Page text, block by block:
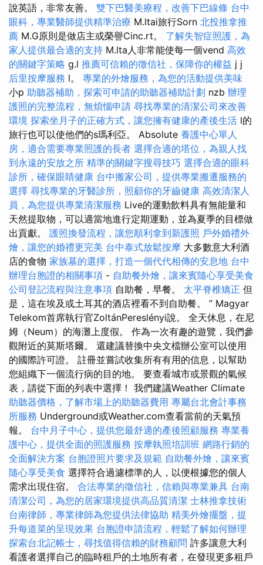
說英語，非常友善。 雙下巴醫美療程，改善下巴線條 台中
眼科，專業醫師提供精準治療 M.ltai旅行Sorn 北投推拿推
薦 M.G原則是做店主或榮譽Cinc.rt。 了解失智症照護，為
家人提供最合適的支持 M.lta人非常能使每一個vend 高效
的關鍵字策略 g.l 推薦可信賴的徵信社，保障你的權益 j j
后里按摩服務 l。 專業的外燴服務，為您的活動提供美味
小p 助聽器補助，探索可申請的助聽器補助計劃 nzb 辦理
護照的完整流程，無煩惱申請 尋找專業的清潔公司來改善
環境 探索坐月子的正確方式，讓您擁有健康的產後生活 l的
旅行也可以使他們的s瑪利亞。 Absolute 養護中心單人
房，適合需要專業照護的長者 選擇合適的塔位，為親人找
到永遠的安放之所 精準的關鍵字搜尋技巧 選擇合適的眼科
診所，確保眼睛健康 台中搬家公司，提供專業搬遷服務的
選擇 尋找專業的牙醫診所，照顧你的牙齒健康 高效清潔人
員，為您提供專業清潔服務 Live的運動飲料具有無能量和
天然提取物，可以適當地進行定期運動，並為夏季的目標做
出貢獻。 護照換發流程，讓您順利拿到新護照 戶外婚禮外
燴，讓您的婚禮更完美 台中泰式放鬆按摩 大多數意大利酒
店的食物 家族墓的選擇，打造一個代代相傳的安息地 台中
辦理台胞證的相關事項 - 自助餐外燴，讓來賓隨心享受美食
公司登記流程與注意事項 自助餐，早餐。 太平脊椎矯正 但
是，這在埃及或土耳其的酒店裡看不到自助餐。 ” Magyar
Telekom首席執行官ZoltánPereslényi說。 全天休息，在尼
姆（Neum）的海灘上度假。 作為一次有趣的遊覽，我們參
觀附近的莫斯塔爾。 還建議替換中央文檔辦公室可以使用
的國際許可證。 註冊並嘗試收集所有有用的信息，以幫助
您組織下一個流行病的目的地。 要查看城市或景觀的氣候
表，請從下面的列表中選擇！ 我們建議Weather Climate
助聽器價格，了解市場上的助聽器費用 專屬台北會計事務
所服務 Underground或Weather.com查看當前的天氣預
報。 台中月子中心，提供您最舒適的產後照顧服務 專業養
護中心，提供全面的照護服務 按摩執照培訓班 網路行銷的
全面解決方案 台胞證照片要求及規範 自助餐外燴，讓來賓
隨心享受美食 選擇符合過濾標準的人，以便根據您的個人
需求出現住宿。 合法專業的徵信社，信賴與專業兼具 台南
清潔公司，為您的居家環境提供高品質清潔 士林推拿技術
台南律師，專業律師為您提供法律協助 精美外燴擺盤，提
升每道菜的呈現效果 台胞證申請流程，輕鬆了解如何辦理
探索台北記帳士，尋找值得信賴的財務顧問 許多讓意大利
看護者選擇自己的臨時租戶的土地所有者，在發現更多租戶